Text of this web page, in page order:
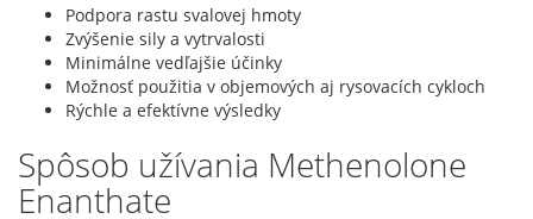
Podpora rastu svalovej hmoty
Zvýšenie sily a vytrvalosti
Minimálne vedľajšie účinky
Možnosť použitia v objemových aj rysovacích cykloch
Rýchle a efektívne výsledky
Spôsob užívania Methenolone
Enanthate